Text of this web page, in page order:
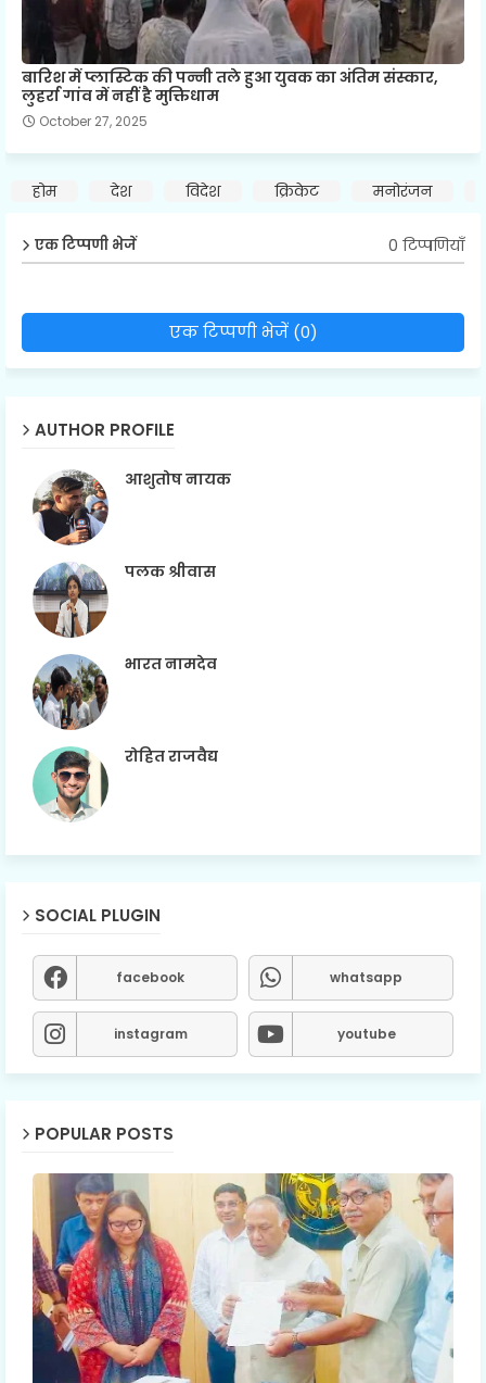
बारिश में प्लास्टिक की पन्नी तले हुआ युवक का अंतिम संस्कार,
लुहर्रा गांव में नहीं है मुक्तिधाम
October 27, 2025
होम देश विदेश क्रिकेट मनोरंजन
एक टिप्पणी भेजें 0 टिप्पणियाँ
एक टिप्पणी भेजें (0)
AUTHOR PROFILE
आशुतोष नायक
पलक श्रीवास
भारत नामदेव
रोहित राजवैद्य
SOCIAL PLUGIN
facebook whatsapp
instagram youtube
POPULAR POSTS